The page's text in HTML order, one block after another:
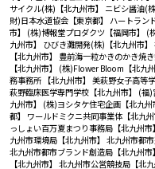
サイクル(株)【北九州市】 ニビシ醤油(
財)日本水道協会【東京都】 ハートラン
市】 (株)博報堂プロダクツ【福岡市】 (
九州市】 ひびき灘開発(株)【北九州市】
【北九州市】 豊前海一粒かきのかき焼
【北九州市】 (株)Flower Bloom【北九州
務事務所 【北九州市】 美萩野女子高等
萩野臨床医学専門学校【北九州市】 (福)
九州市】 (株)ヨシタケ住宅企画【北九州
都】 ワールドミクニ共同事業体【北九州
っしょい百万夏まつり事務局【北九州市
九州市環境局【北九州市】 北九州市都
北九州市都市ブランド創造局【北九州市
【北九州市】 北九州市公営競技局【北九